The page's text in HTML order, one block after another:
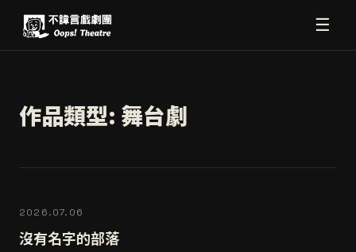
☰
作品類型: 舞台劇
2026.07.06
沒有名字的部落